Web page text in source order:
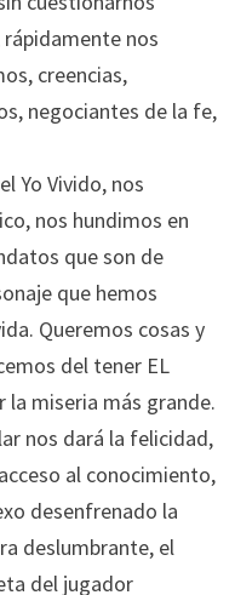
nos
creencias,
negociantes de la fe,
Yo Vivido, nos
nos hundimos en
que son de
que hemos
Queremos cosas y
del tener EL
la miseria más grande.
nos dará la felicidad,
al conocimiento,
desenfrenado la
deslumbrante, el
del jugador